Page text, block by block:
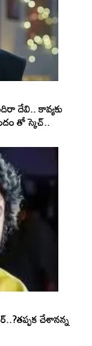
దేవి.. కావ్యకు
తో స్కెచ్..
చేశానన్న